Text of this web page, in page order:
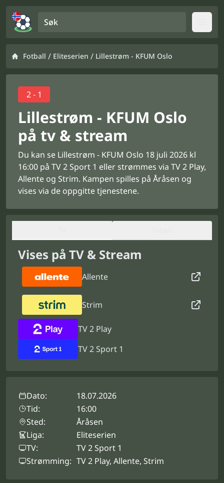
Fotball / Eliteserien / Lillestrøm - KFUM Oslo
2 - 1
Lillestrøm - KFUM Oslo
på tv & stream
Du kan se Lillestrøm - KFUM Oslo 18 juli 2026 kl
16:00 på TV 2 Sport 1 eller strømmes via TV 2 Play,
Allente og Strim. Kampen spilles på Åråsen og
vises via de oppgitte tjenestene.
Vises på TV & Stream
Allente
Strim
TV 2 Play
TV 2 Sport 1
Dato:
18.07.2026
Tid:
16:00
Sted:
Åråsen
Liga:
Eliteserien
TV:
TV 2 Sport 1
Strømming: TV 2 Play, Allente, Strim